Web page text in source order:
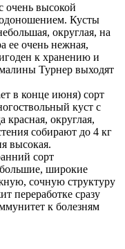
очень высокой
Кусты
округлая, на
ее очень нежная,
к хранению и
Турнер выходят
в конце июня) сорт
куст с
округлая,
собирают до 4 кг
высокая.
сорт
широкие
сочную структуру
переработке сразу
к болезням